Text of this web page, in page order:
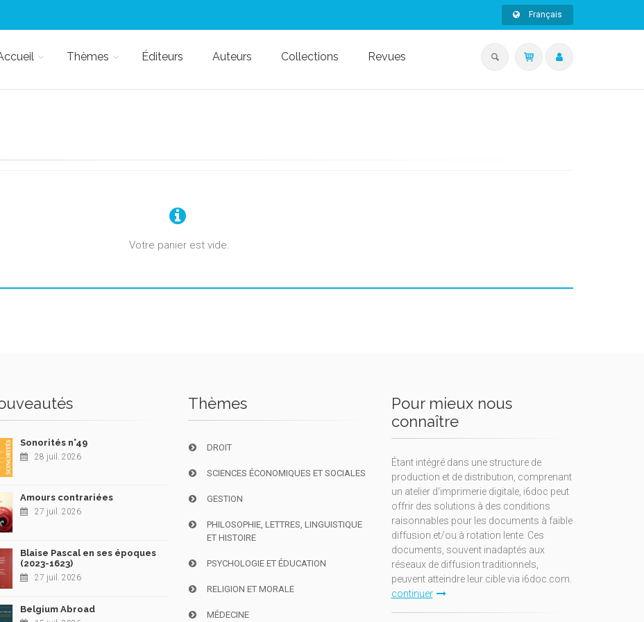
Français
Thèmes Éditeurs Auteurs Collections Revues
Votre panier est vide.
Sonorités n°49
28 juil. 2026
Amours contrariées
27 juil. 2026
Blaise Pascal en ses époques
(2023-1623)
27 juil. 2026
Belgium Abroad
Thèmes
DROIT
SCIENCES ÉCONOMIQUES ET SOCIALES
GESTION
PHILOSOPHIE, LETTRES, LINGUISTIQUE
ET HISTOIRE
PSYCHOLOGIE ET ÉDUCATION
RELIGION ET MORALE
MÉDECINE
Pour mieux nous
connaître
Étant intégré dans une structure de
production et de distribution, comprenant
un atelier d'imprimerie digitale, i6doc peut
offrir des solutions à des conditions
raisonnables pour les documents à faible
diffusion et/ou à rotation lente. Ces
documents, souvent inadaptés aux
réseaux de diffusion traditionnels,
peuvent atteindre leur cible via i6doc.com.
continuer